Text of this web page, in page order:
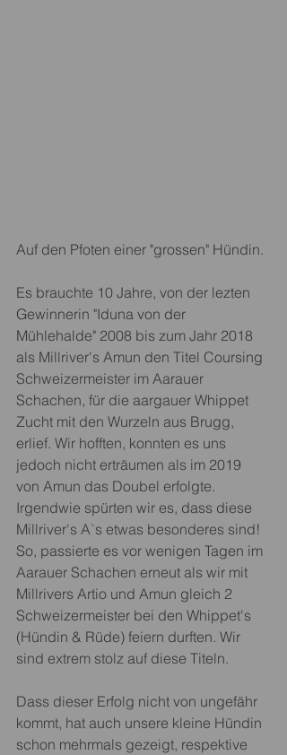
Auf den Pfoten einer "grossen" Hündin.
Es brauchte 10 Jahre, von der lezten
Gewinnerin "Iduna von der
Mühlehalde" 2008 bis zum Jahr 2018
als Millriver's Amun den Titel Coursing
Schweizermeister im Aarauer
Schachen, für die aargauer Whippet
Zucht mit den Wurzeln aus Brugg,
erlief. Wir hofften, konnten es uns
jedoch nicht erträumen als im 2019
von Amun das Doubel erfolgte.
Irgendwie spürten wir es, dass diese
Millriver's A`s etwas besonderes sind!
So, passierte es vor wenigen Tagen im
Aarauer Schachen erneut als wir mit
Millrivers Artio und Amun gleich 2
Schweizermeister bei den Whippet's
(Hündin & Rüde) feiern durften. Wir
sind extrem stolz auf diese Titeln.
Dass dieser Erfolg nicht von ungefähr
kommt, hat auch unsere kleine Hündin
schon mehrmals gezeigt, respektive